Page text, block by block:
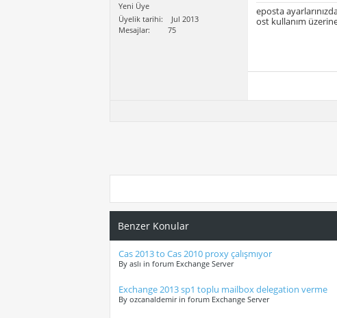
Yeni Üye
Üyelik tarihi
Jul 2013
Mesajlar
75
eposta
ost kullanım
Benzer Konular
Cas 2013 to Cas 2010 proxy çalışmıyor
By aslı in forum Exchange Server
Exchange 2013 sp1 toplu mailbox delegation verme
By ozcanaldemir in forum Exchange Server